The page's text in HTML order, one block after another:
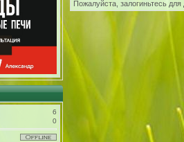
6
0
Пожалуйста, залогиньтесь